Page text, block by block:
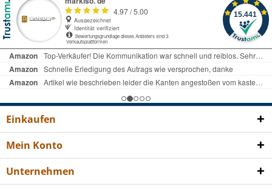
Einkaufen
Mein Konto
Unternehmen